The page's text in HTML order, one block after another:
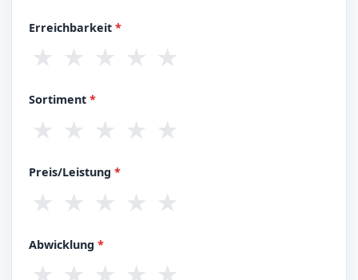
Erreichbarkeit*
★ ★ ★ ★ ★
Sortiment*
★ ★ ★ ★ ★
Preis/Leistung*
★ ★ ★ ★ ★
Abwicklung*